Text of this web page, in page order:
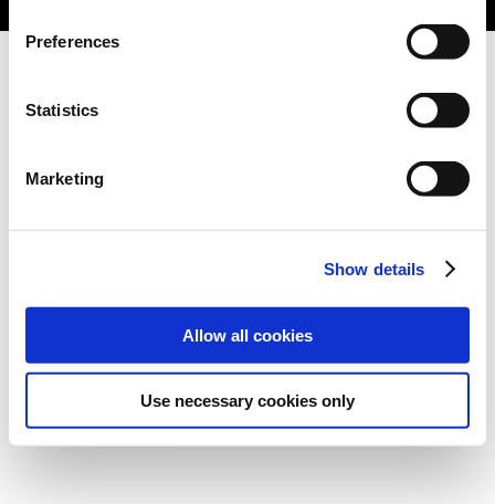
Preferences
Statistics
Marketing
Show details
Allow all cookies
Use necessary cookies only